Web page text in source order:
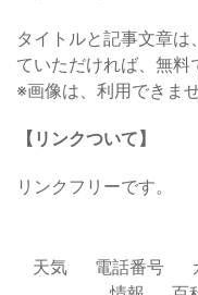
タイトルと記事文章
ていただければ、無料
※画像は、利用できま
【リンクついて】
リンクフリーです。
天気 電話番号